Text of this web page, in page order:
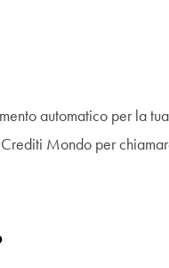
automatico per la
Mondo per